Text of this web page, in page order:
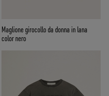
Maglione girocollo da donna in lana
color nero